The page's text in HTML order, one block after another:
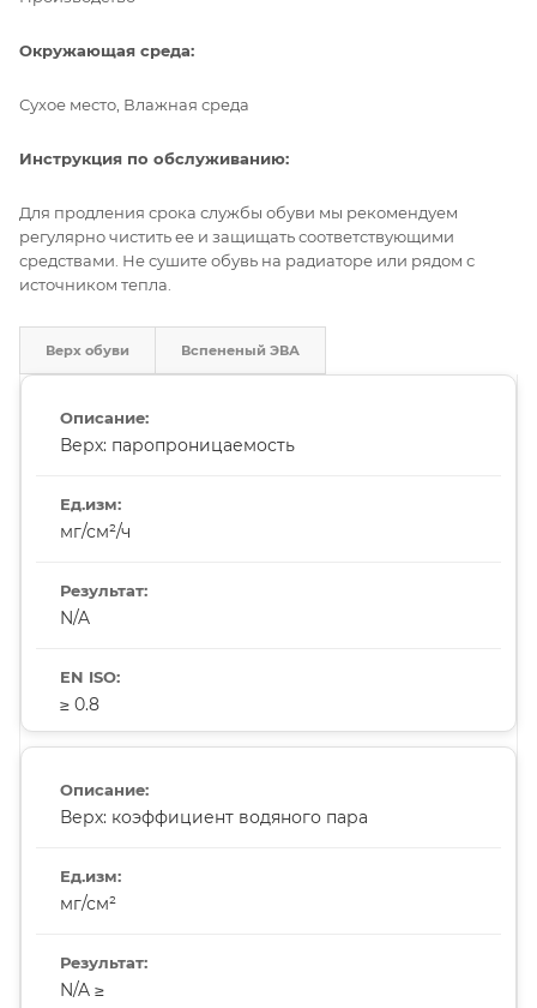
Окружающая среда:
Сухое место, Влажная среда
Инструкция по обслуживанию:
Для продления срока службы обуви мы рекомендуем
регулярно чистить ее и защищать соответствующими
средствами. Не сушите обувь на радиаторе или рядом с
источником тепла.
Верх обуви Вспененый ЭВА
Верх: паропроницаемость
мг/см²/ч
N/A
≥ 0.8
Верх: коэффициент водяного пара
мг/см²
N/A ≥